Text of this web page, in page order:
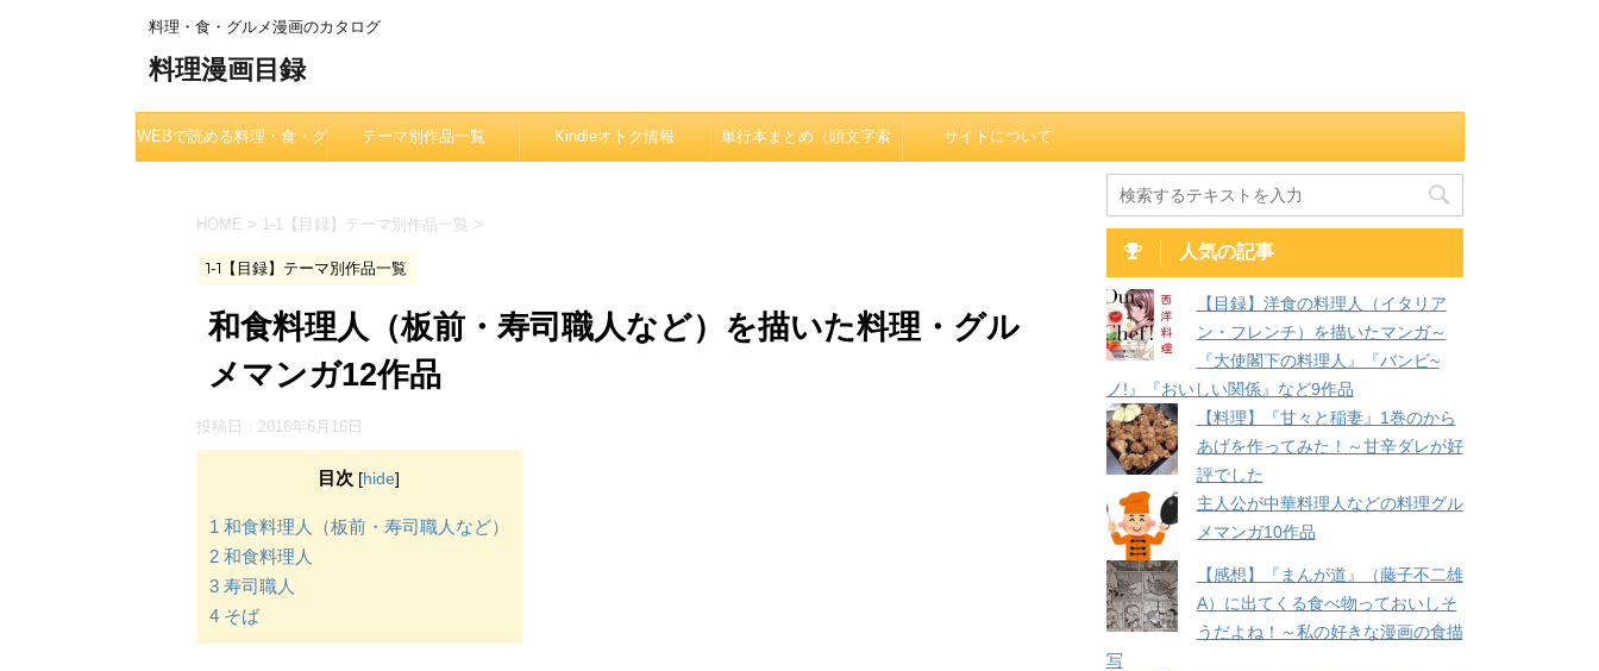
料理・食・グルメ漫画のカタログ
料理漫画目録
WEBで読める料理・食・グ テーマ別作品一覧 Kindleオトク情報 単行本まとめ（頭文字索 サイトについて
HOME > 1-1【目録】テーマ別作品一覧 >
1-1【目録】テーマ別作品一覧
和食料理人（板前・寿司職人など）を描いた料理・グル
メマンガ12作品
投稿日： 2016年6月16日
目次 [hide]
1 和食料理人（板前・寿司職人など）
2和食料理人
3寿司職人
4そば
人気の記事
【目録】洋食の料理人（イタリア
ン・フレンチ）を描いたマンガ～
『大使閣下の料理人』『バンビ~
ノ!』『おいしい関係』など9作品
【料理】『甘々と稲妻』1巻のから
あげを作ってみた！～甘辛ダレが好
評でした
主人公が中華料理人などの料理グル
メマンガ10作品
【感想】『まんが道』（藤子不二雄
A）に出てくる食べ物っておいしそ
うだよね！～私の好きな漫画の食描
写